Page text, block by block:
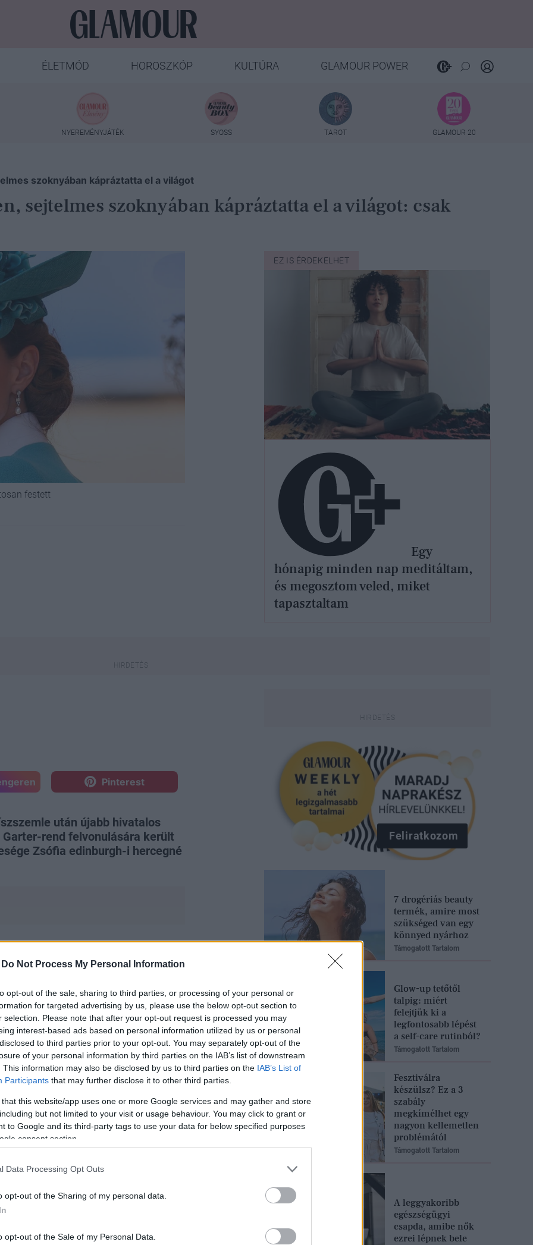
Do Not Process My Personal Information
opt-out of the sale, sharing to third parties, or processing of your personal or
for targeted advertising by us, please use the below opt-out section to
selection. Please note that after your opt-out request is processed you may
interest-based ads based on personal information utilized by us or personal
to third parties prior to your opt-out. You may separately opt-out of the
of your personal information by third parties on the IAB’s list of downstream
This information may also be disclosed by us to third parties on the IAB’s List of
Participants that may further disclose it to other third parties.
that this website/app uses one or more Google services and may gather and store
but not limited to your visit or usage behaviour. You may click to grant or
to Google and its third-party tags to use your data for below specified purposes
consent section.
Data Processing Opt Outs
opt-out of the Sharing of my personal data.
opt-out of the Sale of my Personal Data.
ÉLETMÓD HOROSZKÓP KULTÚRA GLAMOUR POWER
NYEREMÉNYJÁTÉK SYOSS TAROT GLAMOUR 20
szoknyában kápráztatta el a világot
sejtelmes szoknyában kápráztatta el a világot: csak
festett
EZ IS ÉRDEKELHET
Egy
hónapig minden nap meditáltam,
és megosztom veled, miket
tapasztaltam
Pinterest
után újabb hivatalos
rend felvonulására került
Zsófia edinburgh-i hercegné
Vilmos herceg felesége ezúttal a
néhány héttel ezelőtt. A fehér
nemrég tartották az uralkodó,
the Colour díszszemlét
, a
Windsorban.
esemény, mert tavaly a
azonban leendő királynéhoz méltó
előtt!
Feliratkozom
7 drogériás beauty
termék, amire most
szükséged van egy
könnyed nyárhoz
Támogatott Tartalom
Glow-up tetőtől
talpig: miért
felejtjük ki a
legfontosabb lépést
a self-care rutinból?
Támogatott Tartalom
Fesztiválra
készülsz? Ez a 3
szabály
megkímélhet egy
nagyon kellemetlen
problémától
Támogatott Tartalom
A leggyakoribb
egészségügyi
csapda, amibe nők
ezrei lépnek bele